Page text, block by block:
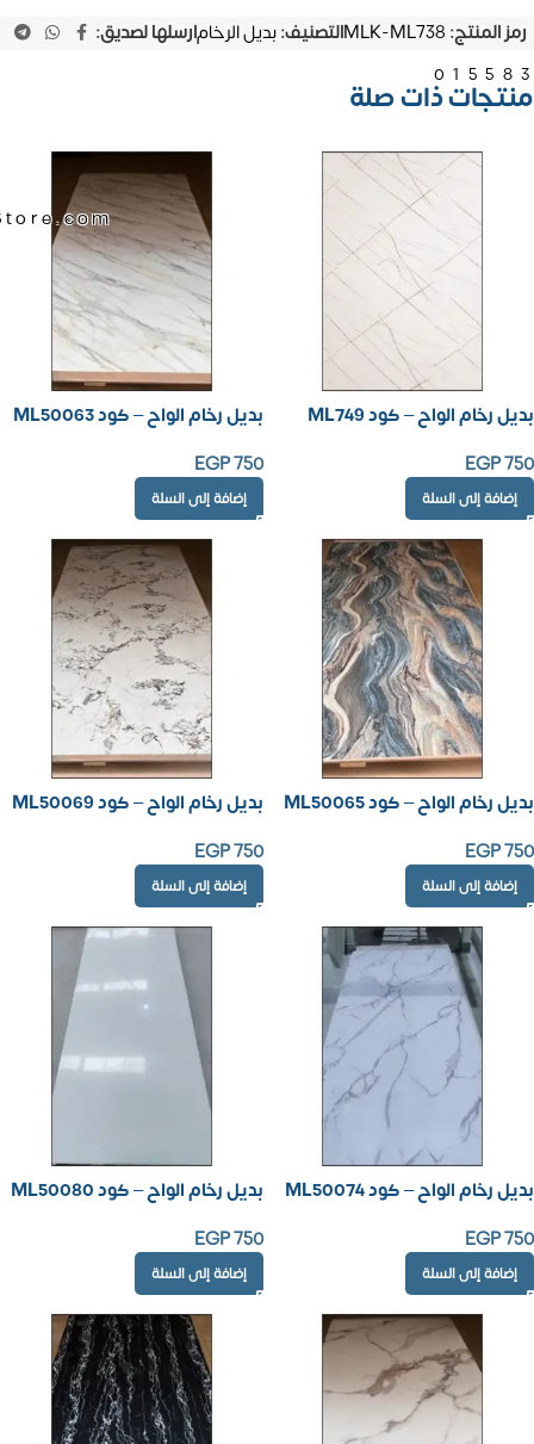
رمز المنتج: MLK-ML738التصنيف:بديل الرخامارسلها لصديق:
منتجات ذات صلة
بديل رخام الواح – كود ML749
EGP750
إضافة إلى السلة
بديل رخام الواح – كود ML50063
EGP750
إضافة إلى السلة
بديل رخام الواح – كود ML50065
EGP750
إضافة إلى السلة
بديل رخام الواح – كود ML50069
EGP750
إضافة إلى السلة
بديل رخام الواح – كود ML50074
EGP750
إضافة إلى السلة
بديل رخام الواح – كود ML50080
EGP750
إضافة إلى السلة